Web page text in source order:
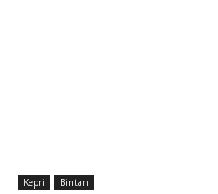
Kepri Bintan